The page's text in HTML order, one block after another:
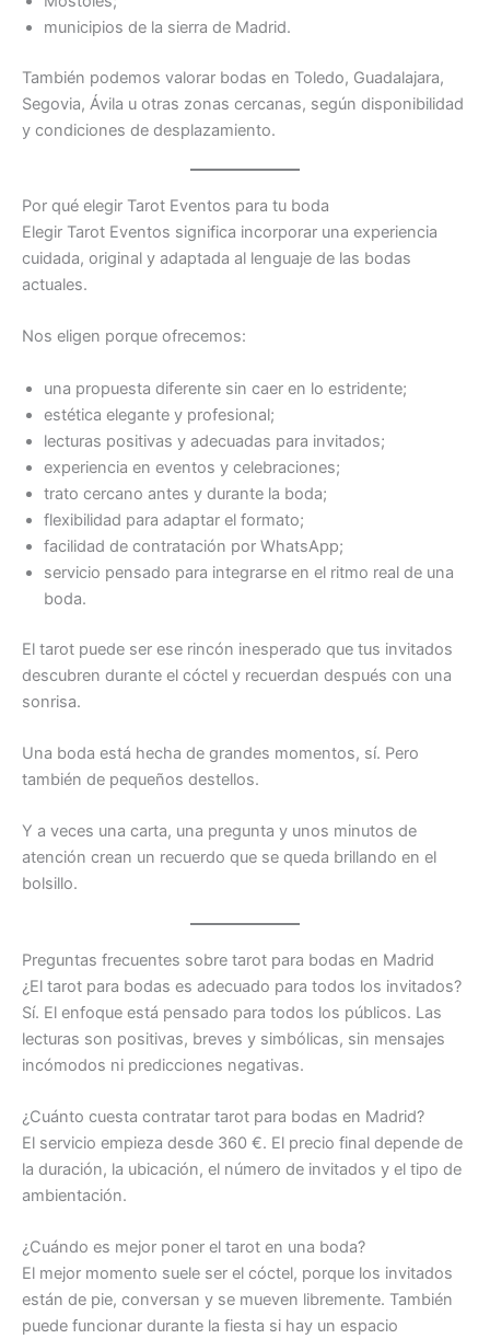
municipios de la sierra de Madrid.
También podemos valorar bodas en Toledo, Guadalajara,
Segovia, Ávila u otras zonas cercanas, según disponibilidad
y condiciones de desplazamiento.
Por qué elegir Tarot Eventos para tu boda
Elegir Tarot Eventos significa incorporar una experiencia
cuidada, original y adaptada al lenguaje de las bodas
actuales.
Nos eligen porque ofrecemos:
una propuesta diferente sin caer en lo estridente;
estética elegante y profesional;
lecturas positivas y adecuadas para invitados;
experiencia en eventos y celebraciones;
trato cercano antes y durante la boda;
flexibilidad para adaptar el formato;
facilidad de contratación por WhatsApp;
servicio pensado para integrarse en el ritmo real de una
boda.
El tarot puede ser ese rincón inesperado que tus invitados
descubren durante el cóctel y recuerdan después con una
sonrisa.
Una boda está hecha de grandes momentos, sí. Pero
también de pequeños destellos.
Y a veces una carta, una pregunta y unos minutos de
atención crean un recuerdo que se queda brillando en el
bolsillo.
Preguntas frecuentes sobre tarot para bodas en Madrid
¿El tarot para bodas es adecuado para todos los invitados?
Sí. El enfoque está pensado para todos los públicos. Las
lecturas son positivas, breves y simbólicas, sin mensajes
incómodos ni predicciones negativas.
¿Cuánto cuesta contratar tarot para bodas en Madrid?
El servicio empieza desde 360 €. El precio final depende de
la duración, la ubicación, el número de invitados y el tipo de
ambientación.
¿Cuándo es mejor poner el tarot en una boda?
El mejor momento suele ser el cóctel, porque los invitados
están de pie, conversan y se mueven libremente. También
puede funcionar durante la fiesta si hay un espacio